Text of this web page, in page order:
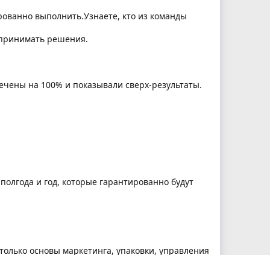
выполнить.Узнаете, кто из команды
решения.
на 100% и показывали сверх-результаты.
и год, которые гарантированно будут
основы маркетинга, упаковки, управления